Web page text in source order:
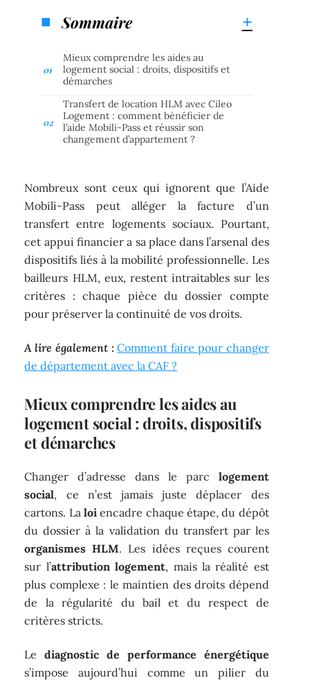
Sommaire
Mieux comprendre les aides au
logement social : droits, dispositifs et
démarches
Transfert de location HLM avec Cileo
Logement : comment bénéficier de
l’aide Mobili-Pass et réussir son
changement d’appartement ?
Nombreux sont ceux qui ignorent que l’Aide
Mobili-Pass peut alléger la facture d’un
transfert entre logements sociaux. Pourtant,
cet appui financier a sa place dans l’arsenal des
dispositifs liés à la mobilité professionnelle. Les
bailleurs HLM, eux, restent intraitables sur les
critères : chaque pièce du dossier compte
pour préserver la continuité de vos droits.
A lire également : Comment faire pour changer
de département avec la CAF ?
Mieux comprendre les aides au
logement social : droits, dispositifs
et démarches
Changer d’adresse dans le parc logement
social, ce n’est jamais juste déplacer des
cartons. Laloi encadre chaque étape, du dépôt
du dossier à la validation du transfert par les
organismes HLM. Les idées reçues courent
sur l’attribution logement, mais la réalité est
plus complexe : le maintien des droits dépend
de la régularité du bail et du respect de
critères stricts.
Lediagnostic de performance énergétique
s’impose aujourd’hui comme un pilier du